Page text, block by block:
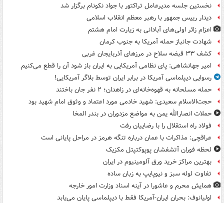
نخستین جلسه مدیرعامل تراکتور با جواد نکونام برگزار شد
دیدار رییس جمهور با رهبر معظم انقلاب اسلامی
اعزام زائر اولی‌های آبادانی به زیارت امام هشتم
شهادت جانباز حمله آمریکا به جنوب کرمان
کشف ۳۳ قبضه سلاح در مرزهای آذربایجان غربی
امیر جهانشاهی: پای نظامی آمریکایی به ایران باز شود آن را قطع می‌کنیم
رسوایی دیپلماسی آمریکا در برابر ایران توسط بلاگر آمریکایی!
حمله مسلحانه به قهوه‌خانه‌ای در زاهدان؛ ۲ نفر جان باختند
حجت‌الاسلام سعیدی: شهید خادمی مورد اعتماد و وثوق امام شهید بود
حملات انصارالله یمن به مواضع مزدوران در بندر المخا
فولاد راه استقلال را با رضاییان رفت
عراقچی: مذاکرات با عمان درباره تنگه هرمز در مراحل پایانی است
لحظه فوران آتشفشان پوپوکتپتل مکزیک
بهترین مراکز خرید ورق آلومینیوم در ایران
تفاوت لوله سبز و نیوپایپ به زبان ساده
همایش محرم و عاشورا در آینه اسناد وزارت امور خارجه
اولیانوف: بحران ایران-آمریکا فقط با دیپلماسی پایان می‌یابد